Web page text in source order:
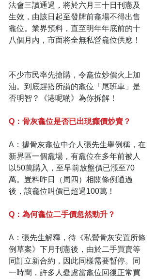
法會三讀通過，將於六月三十日刊憲及
生效，由該日起至發牌前龕場不得出售
龕位。業界預料，直至明年年底前的十
八個月內，市面將全無私營龕位供應！
不少市民率先搶購，令龕位炒價火上加
油。到底趕搭所謂的龕位「尾班車」是
否明智？《港呢啲》為你拆解！
Q：骨灰龕位是否已出現癲價炒賣？
A：據骨灰龕位中介人張先生舉例稱，在
新界區一個龕場，有龕位在多年前被人
以50萬購入，至早前放盤價已漲至70
萬。豈料昨日（周四）相關條例通過
後，該龕位叫價已超過100萬！
Q：為何龕位二手價忽然勁升？
A：張先生解釋，待《私營骨灰安置所條
例草案》下月刊憲後，由於二手買賣等
同訂立新合約，因此同樣需要暫停。同
一時間，許多人憂慮當龕位回復正常買